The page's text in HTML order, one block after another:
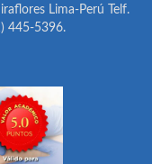
Lima-Perú Telf.
445-5396.